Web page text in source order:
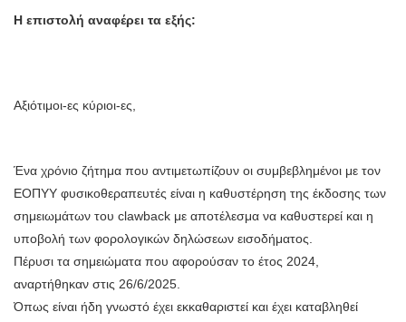
Η επιστολή αναφέρει τα εξής:
Αξιότιμοι-ες κύριοι-ες,
Ένα χρόνιο ζήτημα που αντιμετωπίζουν οι συμβεβλημένοι με τον
ΕΟΠΥΥ φυσικοθεραπευτές είναι η καθυστέρηση της έκδοσης των
σημειωμάτων του clawback με αποτέλεσμα να καθυστερεί και η
υποβολή των φορολογικών δηλώσεων εισοδήματος.
Πέρυσι τα σημειώματα που αφορούσαν το έτος 2024,
αναρτήθηκαν στις 26/6/2025.
Όπως είναι ήδη γνωστό έχει εκκαθαριστεί και έχει καταβληθεί